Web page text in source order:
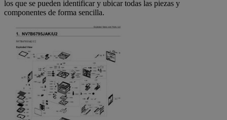
los que se pueden identificar y ubicar todas las piezas y
componentes de forma sencilla.